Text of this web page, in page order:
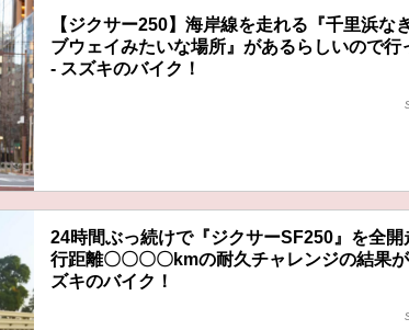
【ジクサー250】海岸線を走れる『千里浜な
ブウェイみたいな場所』があるらしいので行
- スズキのバイク！
24時間ぶっ続けで『ジクサーSF250』を全開
行距離〇〇〇〇kmの耐久チャレンジの結果
ズキのバイク！